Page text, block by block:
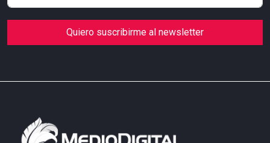
Quiero suscribirme al newsletter